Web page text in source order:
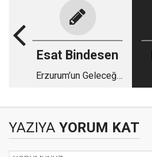
Esat Bindesen
Erzurum’un Geleceği
YAZIYA YORUM KAT